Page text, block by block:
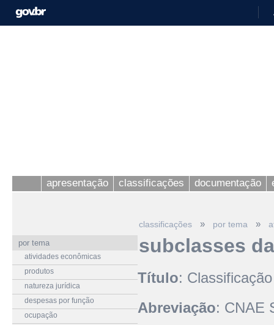
apresentação classificações documentação
por tema
atividades econômicas
produtos
natureza jurídica
despesas por função
ocupação
classificações » por tema »
subclasses
Título:
Abreviação: CNAE